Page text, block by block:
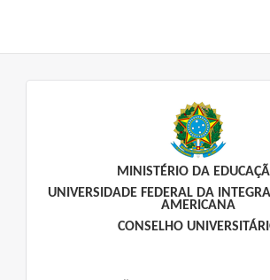
MINISTÉRIO DA
UNIVERSIDADE FEDERAL DA
AMERICANA
CONSELHO